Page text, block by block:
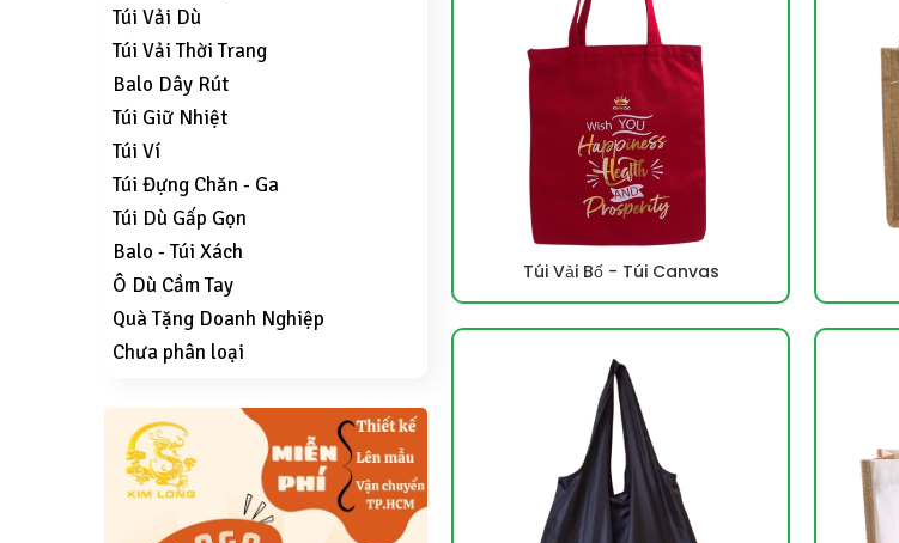
Túi Vải Bố - Túi Canvas
Túi Vải Dù
Túi Vải Thời Trang
Balo Dây Rút
Túi Giữ Nhiệt
Túi Ví
Túi Đựng Chăn - Ga
Túi Dù Gấp Gọn
Balo - Túi Xách
Ô Dù Cầm Tay
Quà Tặng Doanh Nghiệp
Chưa phân loại